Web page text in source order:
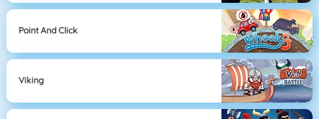
Point And Click
Viking